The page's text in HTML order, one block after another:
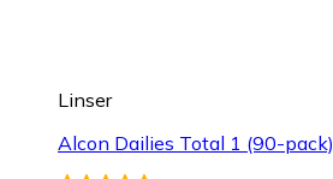
Linser
Alcon Dailies Total 1 (90-pack)